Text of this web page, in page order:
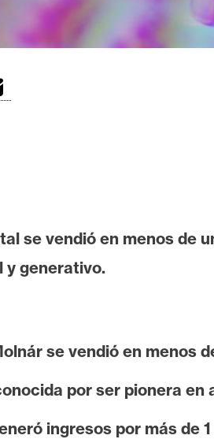
se vendió en menos de
y generativo.
se vendió en menos
por ser pionera
ingresos por más de